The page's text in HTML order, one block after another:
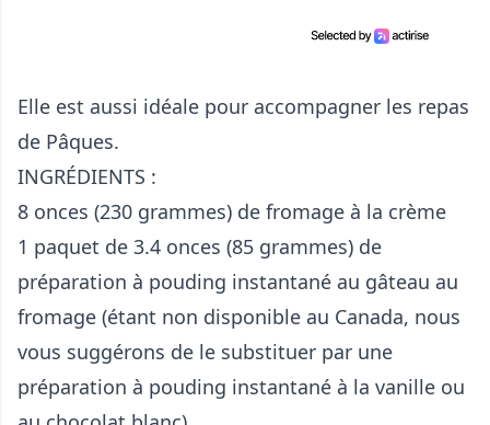
Elle est aussi idéale pour accompagner les repas
de Pâques.
INGRÉDIENTS :
8 onces (230 grammes) de fromage à la crème
1 paquet de 3.4 onces (85 grammes) de
préparation à pouding instantané au gâteau au
fromage (étant non disponible au Canada, nous
vous suggérons de le substituer par une
préparation à pouding instantané à la vanille ou